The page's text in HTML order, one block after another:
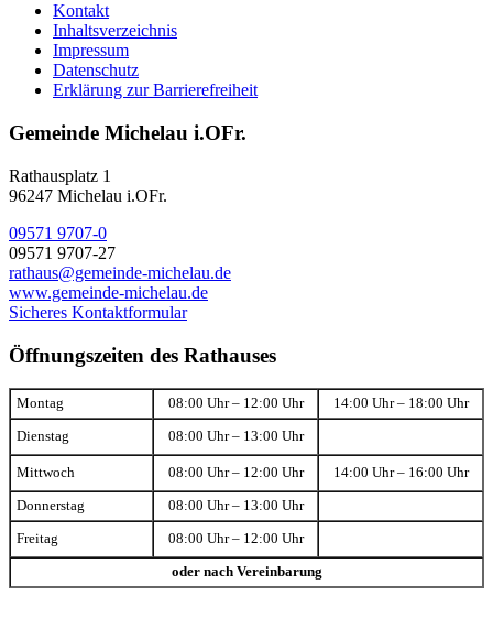
Kontakt
Inhaltsverzeichnis
Impressum
Datenschutz
Erklärung zur Barrierefreiheit
Gemeinde Michelau i.OFr.
Rathausplatz 1
96247 Michelau i.OFr.
09571 9707-0
09571 9707-27
rathaus@gemeinde-michelau.de
www.gemeinde-michelau.de
Sicheres Kontaktformular
Öffnungszeiten des Rathauses
Montag 08:00 Uhr – 12:00 Uhr 14:00 Uhr – 18:00 Uhr
Dienstag 08:00 Uhr – 13:00 Uhr
Mittwoch 08:00 Uhr – 12:00 Uhr 14:00 Uhr – 16:00 Uhr
Donnerstag 08:00 Uhr – 13:00 Uhr
Freitag 08:00 Uhr – 12:00 Uhr
oder nach Vereinbarung